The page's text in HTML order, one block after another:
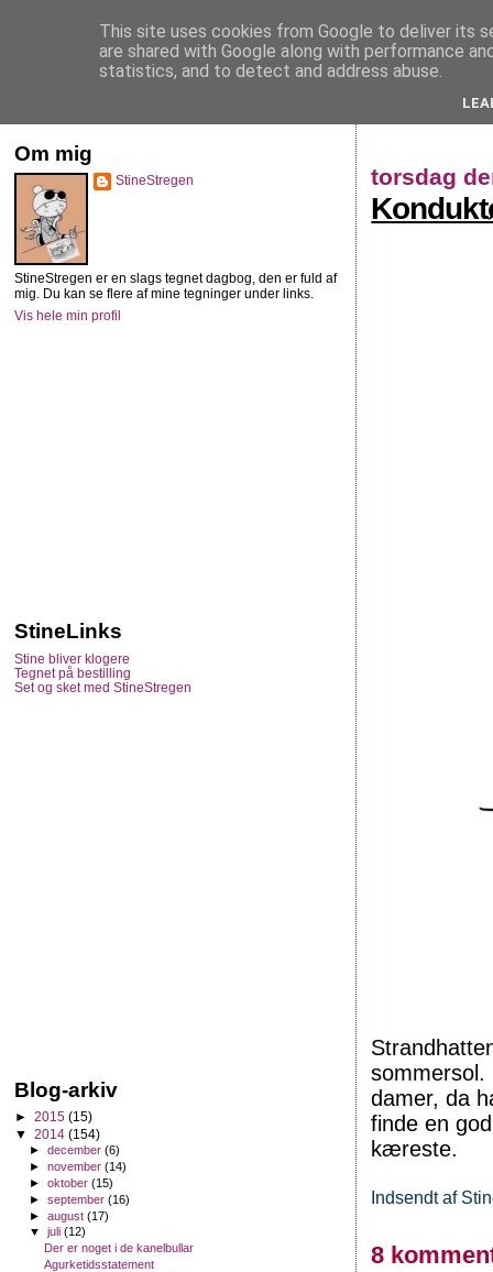
StineStregen
torsdag
damer, da
finde en
kæreste.
Indsendt af
8
Om mig
StineStregen
StineStregen er en slags tegnet dagbog, den er fuld af
mig. Du kan se flere af mine tegninger under links.
Vis hele min profil
StineLinks
Stine bliver klogere
Tegnet på bestilling
Set og sket med StineStregen
Blog-arkiv
► 2015 (15)
▼ 2014 (154)
►december(6)
►november(14)
►oktober(15)
►september(16)
►august(17)
▼juli(12)
Der er noget i de kanelbullar
Agurketidsstatement
This site uses cookies from Google to deliver its
are shared with Google along with performance
statistics, and to detect and address abuse.